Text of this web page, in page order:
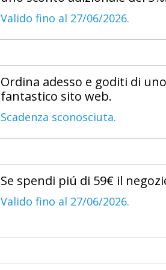
Valido fino al 27/06/2026.
Ordina adesso e goditi di
fantastico sito web.
Scadenza sconosciuta.
Se spendi piú di 59€ il
Valido fino al 27/06/2026.